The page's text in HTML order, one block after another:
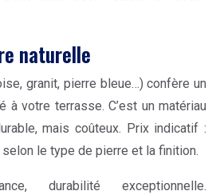
naturelle
granit, pierre bleue…) confère un
à votre terrasse. C’est un matériau
mais coûteux. Prix indicatif :
le type de pierre et la finition.
durabilité exceptionnelle.